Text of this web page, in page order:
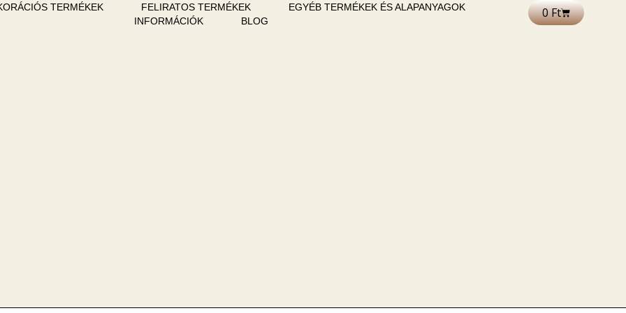
TERMÉKEK FELIRATOS TERMÉKEK
EGYÉB TERMÉKEK ÉS ALAPANYAGOK
INFORMÁCIÓK
BLOG
0FtKosár